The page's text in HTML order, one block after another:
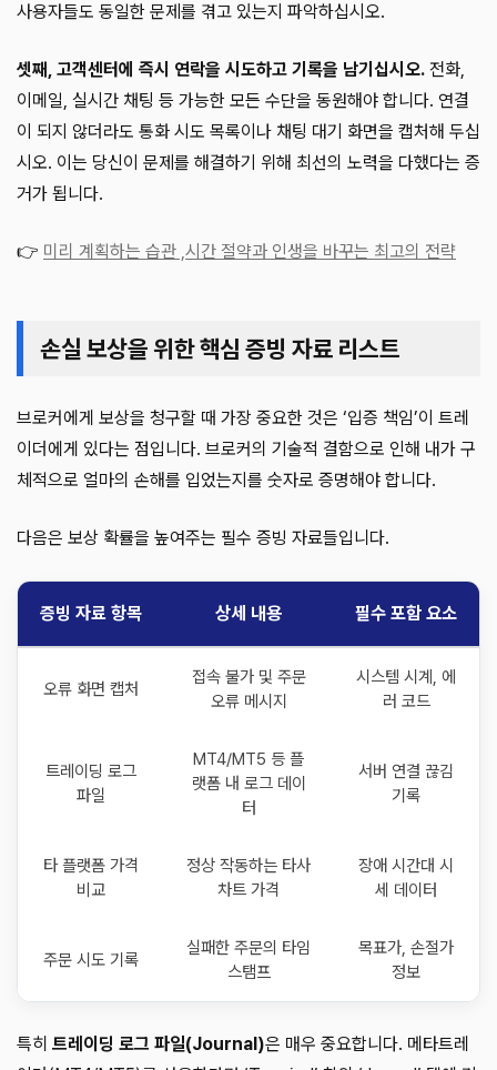
사용자들도 동일한 문제를 겪고 있는지 파악하십시오.
셋째, 고객센터에 즉시 연락을 시도하고 기록을 남기십시오. 전화,
이메일, 실시간 채팅 등 가능한 모든 수단을 동원해야 합니다. 연결
이 되지 않더라도 통화 시도 목록이나 채팅 대기 화면을 캡처해 두십
시오. 이는 당신이 문제를 해결하기 위해 최선의 노력을 다했다는 증
거가 됩니다.
👉 미리 계획하는 습관 ,시간 절약과 인생을 바꾸는 최고의 전략
손실 보상을 위한 핵심 증빙 자료 리스트
브로커에게 보상을 청구할 때 가장 중요한 것은 ‘입증 책임’이 트레
이더에게 있다는 점입니다. 브로커의 기술적 결함으로 인해 내가 구
체적으로 얼마의 손해를 입었는지를 숫자로 증명해야 합니다.
다음은 보상 확률을 높여주는 필수 증빙 자료들입니다.
증빙 자료 항목 상세 내용 필수 포함 요소
오류 화면 캡처
접속 불가 및 주문
오류 메시지
시스템 시계, 에
러 코드
트레이딩 로그
파일
MT4/MT5 등 플
랫폼 내 로그 데이
터
서버 연결 끊김
기록
타 플랫폼 가격
비교
정상 작동하는 타사
차트 가격
장애 시간대 시
세 데이터
주문 시도 기록
실패한 주문의 타임
스탬프
목표가, 손절가
정보
특히 트레이딩 로그 파일(Journal)은 매우 중요합니다. 메타트레